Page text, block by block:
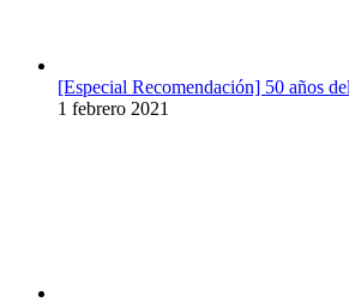
[Especial Recomendación] 50 años
1 febrero 2021